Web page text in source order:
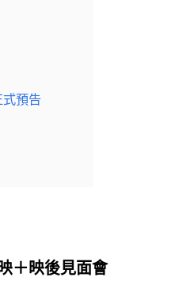
式預告
＋映後見面會